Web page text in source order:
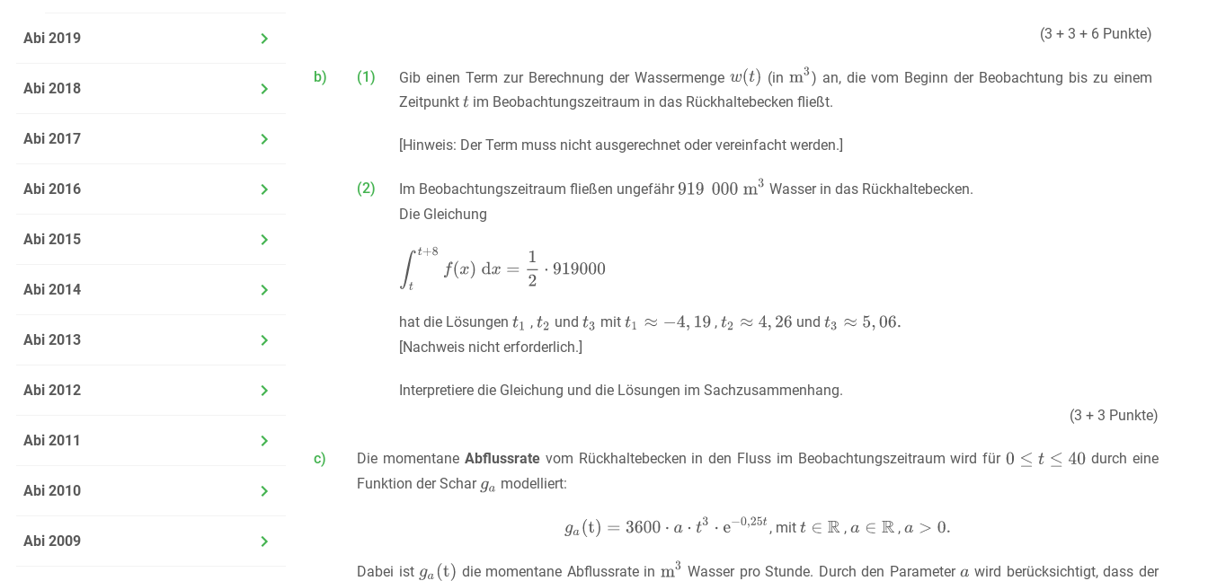
Abi 2019
Abi 2018
Abi 2017
Abi 2016
Abi 2015
Abi 2014
Abi 2013
Abi 2012
Abi 2011
Abi 2010
Abi 2009
(3 + 3 + 6 Punkte)
b) (1) Gib einen Term zur Berechnung der Wassermenge (in
) an, die vom Beginn der Beobachtung bis zu einem
Zeitpunkt
im Beobachtungszeitraum in das Rückhaltebecken fließt.
[Hinweis: Der Term muss nicht ausgerechnet oder vereinfacht werden.]
(2) Im Beobachtungszeitraum fließen ungefähr
Wasser in das Rückhaltebecken.
Die Gleichung
hat die Lösungen , und mit ,
und
[Nachweis nicht erforderlich.]
Interpretiere die Gleichung und die Lösungen im Sachzusammenhang.
(3 + 3 Punkte)
c) Die momentaneAbflussrate vom Rückhaltebecken in den Fluss im Beobachtungszeitraum wird für
durch eine
Funktion der Schar
modelliert:
, mit , ,
Dabei ist die momentane Abflussrate in Wasser pro Stunde. Durch den Parameter
wird berücksichtigt, dass der